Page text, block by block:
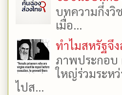
บทความกึ่งวิ
เมื่อ...
ทำไมสหรัฐจึ
ภาพประกอบ
ใหญ่ร่วมระหว่
ไปส...